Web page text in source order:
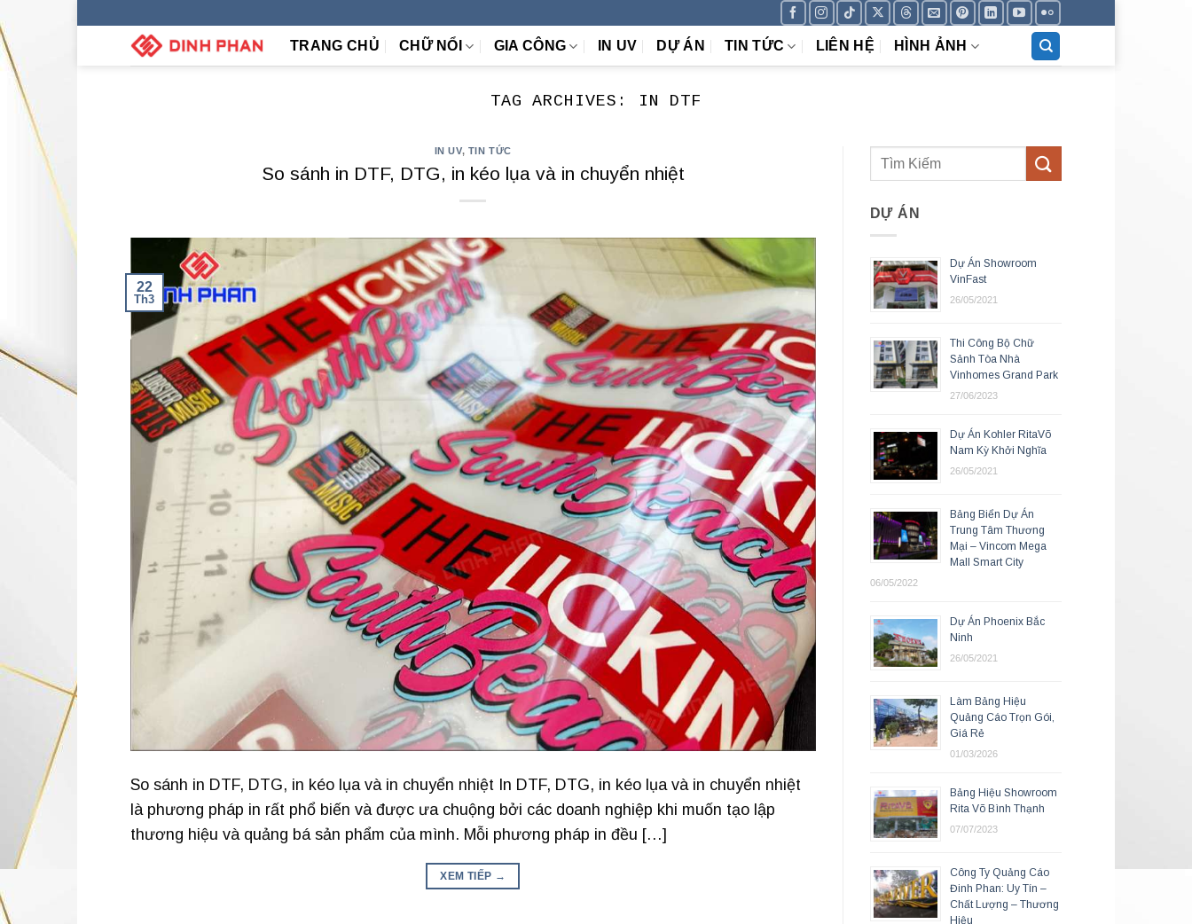
TRANG CHỦ CHỮ NỔI GIA CÔNG IN UV DỰ ÁN TIN TỨC LIÊN HỆ HÌNH ẢNH
TAG ARCHIVES: IN DTF
IN UV, TIN TỨC
So sánh in DTF, DTG, in kéo lụa và in chuyển nhiệt
22
Th3
So sánh in DTF, DTG, in kéo lụa và in chuyển nhiệt In DTF, DTG, in kéo lụa và in chuyển nhiệt
là phương pháp in rất phổ biến và được ưa chuộng bởi các doanh nghiệp khi muốn tạo lập
thương hiệu và quảng bá sản phẩm của mình. Mỗi phương pháp in đều […]
XEM TIẾP →
DỰ ÁN
Dự Án Showroom
VinFast
26/05/2021
Thi Công Bộ Chữ
Sảnh Tòa Nhà
Vinhomes Grand Park
27/06/2023
Dự Án Kohler RitaVõ
Nam Kỳ Khởi Nghĩa
26/05/2021
Bảng Biển Dự Án
Trung Tâm Thương
Mại – Vincom Mega
Mall Smart City
06/05/2022
Dự Án Phoenix Bắc
Ninh
26/05/2021
Làm Bảng Hiệu
Quảng Cáo Trọn Gói,
Giá Rẻ
01/03/2026
Bảng Hiệu Showroom
Rita Võ Bình Thạnh
07/07/2023
Công Ty Quảng Cáo
Đinh Phan: Uy Tín –
Chất Lượng – Thương
Hiệu